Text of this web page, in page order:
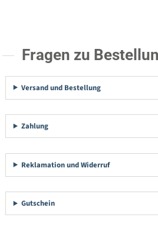
Fragen zu
Versand und Bestellung
Zahlung
Reklamation und Widerruf
Gutschein